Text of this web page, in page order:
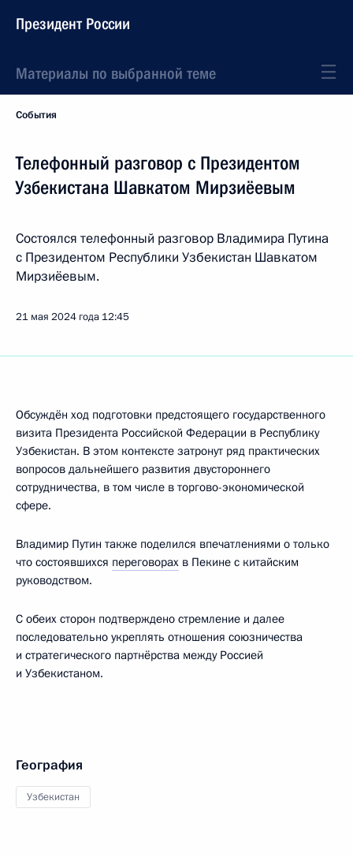
Президент России
Материалы по выбранной теме
События
Телефонный разговор с Президентом
Узбекистана Шавкатом Мирзиёевым
Состоялся телефонный разговор Владимира Путина
с Президентом Республики Узбекистан Шавкатом
Мирзиёевым.
21 мая 2024 года 12:45
Обсуждён ход подготовки предстоящего государственного
визита Президента Российской Федерации в Республику
Узбекистан. В этом контексте затронут ряд практических
вопросов дальнейшего развития двустороннего
сотрудничества, в том числе в торгово-экономической
сфере.
Владимир Путин также поделился впечатлениями о только
что состоявшихся переговорах в Пекине с китайским
руководством.
С обеих сторон подтверждено стремление и далее
последовательно укреплять отношения союзничества
и стратегического партнёрства между Россией
и Узбекистаном.
География
Узбекистан